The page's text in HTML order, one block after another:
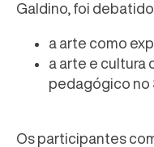
Galdino, foi
a arte como
a arte e cultura
pedagógico no
Os participantes